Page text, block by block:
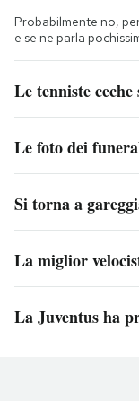
Probabilmente no,
e se ne parla
Le tenniste
Le foto dei
Si torna a
La miglior
La Juventus ha